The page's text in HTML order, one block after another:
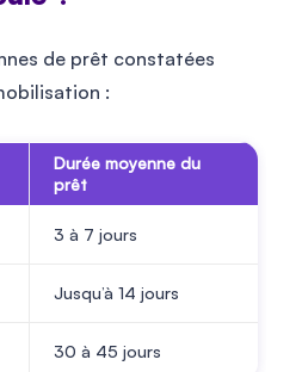
de prêt constatées
:
Durée moyenne du
prêt
3 à 7 jours
Jusqu’à 14 jours
30 à 45 jours